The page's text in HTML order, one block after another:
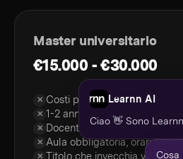
Master universitario
€15.000 - €30.000
✕ Costi proibitivi per la maggior
✕ 1-2 anni di studio fuori dal
✕ Docenti accademici senza
✕ Aula obbligatoria, orari rigidi
✕ Titolo che invecchia
Learnn AI
Ciao 👋 Sono
Cosa